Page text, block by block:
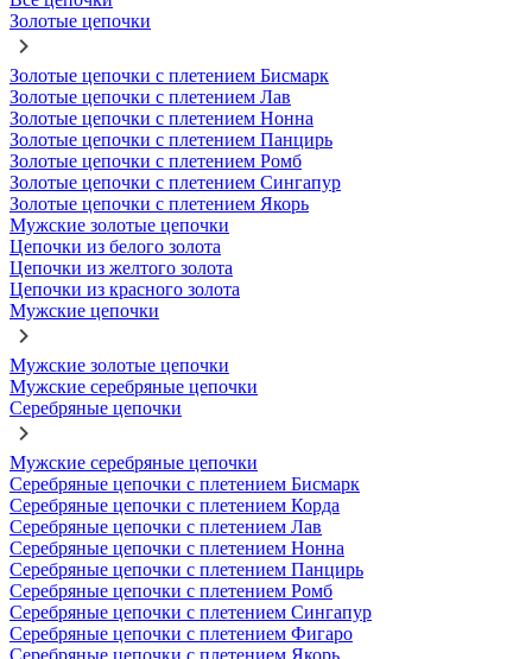
Золотые цепочки
Золотые цепочки с плетением Бисмарк
Золотые цепочки с плетением Лав
Золотые цепочки с плетением Нонна
Золотые цепочки с плетением Панцирь
Золотые цепочки с плетением Ромб
Золотые цепочки с плетением Сингапур
Золотые цепочки с плетением Якорь
Мужские золотые цепочки
Цепочки из белого золота
Цепочки из желтого золота
Цепочки из красного золота
Мужские цепочки
Мужские золотые цепочки
Мужские серебряные цепочки
Серебряные цепочки
Мужские серебряные цепочки
Серебряные цепочки с плетением Бисмарк
Серебряные цепочки с плетением Корда
Серебряные цепочки с плетением Лав
Серебряные цепочки с плетением Нонна
Серебряные цепочки с плетением Панцирь
Серебряные цепочки с плетением Ромб
Серебряные цепочки с плетением Сингапур
Серебряные цепочки с плетением Фигаро
Серебряные цепочки с плетением Якорь